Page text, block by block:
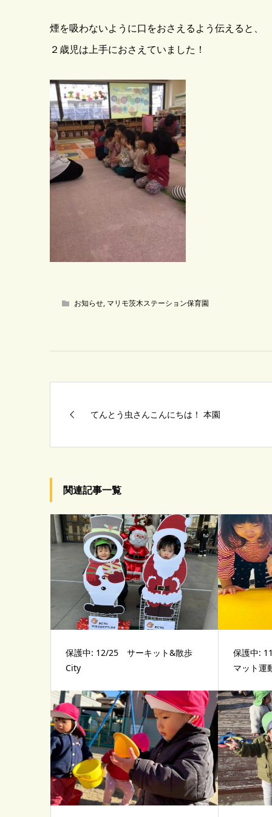
煙を吸わないように口をおさえるよう伝えると、
２歳児は上手におさえていました！
お知らせ, マリモ茨木ステーション保育園
てんとう虫さんこんにちは！ 本園
関連記事一覧
保護中: 12/25 サーキット&散歩
City
保護中:
マット運